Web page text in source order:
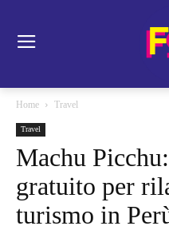
Home Travel
Travel
Machu
gratuito per
turismo in